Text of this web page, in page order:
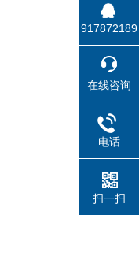
917872189
在线咨询
电话
扫一扫